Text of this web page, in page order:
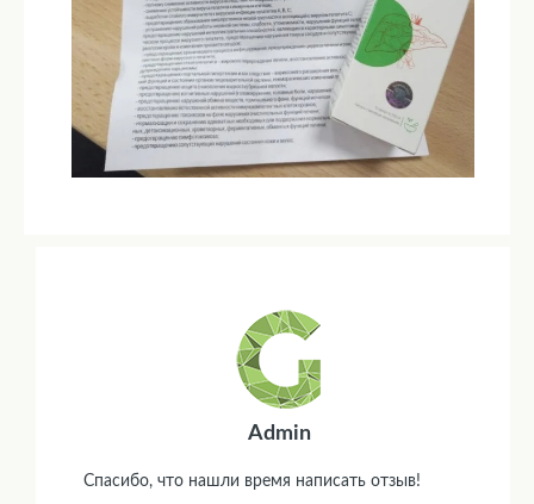
Admin
Спасибо, что нашли время написать отзыв!